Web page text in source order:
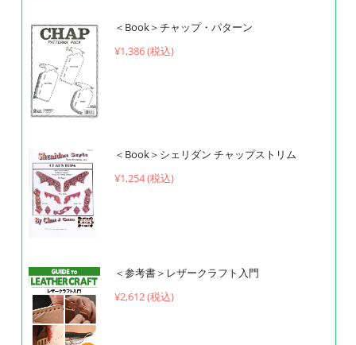
＜Book＞チャップ・パターン
¥1,386 (税込)
＜Book＞シェリダン チャップストリム
¥1,254 (税込)
＜参考書＞レザークラフト入門
¥2,612 (税込)